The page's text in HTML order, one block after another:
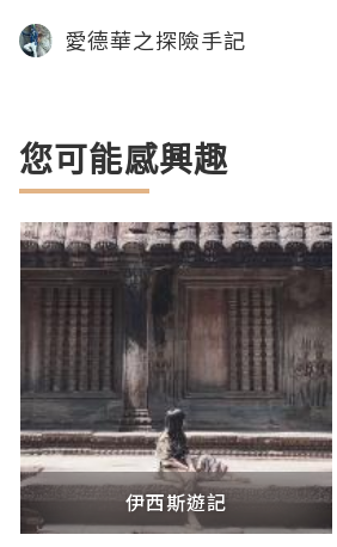
愛德華之探險手記
您可能感興趣
伊西斯遊記